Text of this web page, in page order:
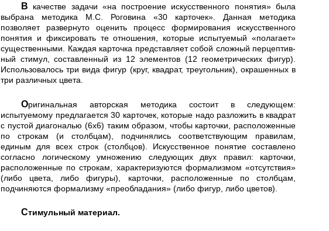
В качестве задачи «на построение искусственного поня­тия» была
выбрана методика М.С. Роговина «30 карточек». Данная методика
позволяет развернуто оценить процесс фор­мирования искусственного
понятия и фиксировать те отно­шения, которые испытуемый «полагает»
существенными. Каждая карточка представляет собой сложный перцептив­
ный стимул, составленный из 12 элементов (12 геометри­ческих фигур).
Использовалось три вида фигур (круг, квад­рат, треугольник), окрашенных в
три различных цвета.
Оригинальная авторская методика состоит в следующем:
испытуемому предлагается 30 карточек, которые надо раз­ложить в квадрат
с пустой диагональю (6x6) таким образом, чтобы карточки, расположенные
по строкам (и столбцам), подчинялись соответствующим правилам,
единым для всех строк (столбцов). Искусственное понятие составлено
соглас­но логическому умножению следующих двух правил: кар­точки,
расположенные по строкам, характеризуются форма­лизмом «отсутствия»
(либо цвета, либо фигуры), карточки, расположенные по столбцам,
подчиняются формализму «пре­обладания» (либо фигур, либо цветов).
Стимульный материал.